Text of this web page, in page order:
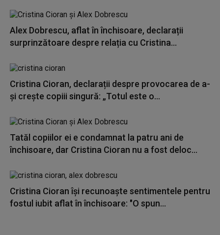
Alex Dobrescu, aflat în închisoare, declarații
surprinzătoare despre relația cu Cristina...
Cristina Cioran, declarații despre provocarea de a-
și crește copiii singură: „Totul este o...
Tatăl copiilor ei e condamnat la patru ani de
închisoare, dar Cristina Cioran nu a fost deloc...
Cristina Cioran își recunoaște sentimentele pentru
fostul iubit aflat în închisoare: "O spun...